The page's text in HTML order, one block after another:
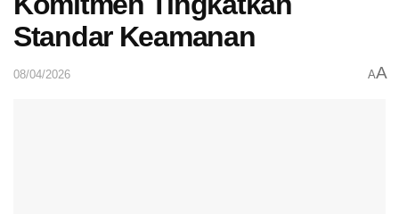
Standar Keamanan
08/04/2026 AA